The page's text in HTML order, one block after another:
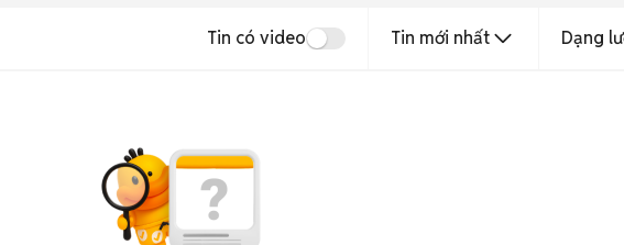
Tin có video Tin mới nhất Dạng